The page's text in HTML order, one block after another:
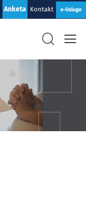
Anketa Kontakt e-Usluge